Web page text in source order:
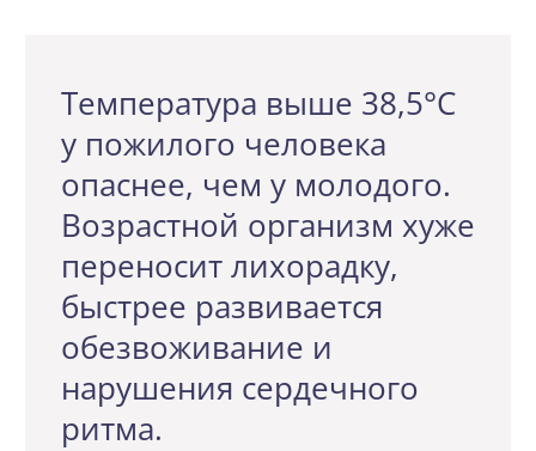
Температура выше 38,5°C
у пожилого человека
опаснее, чем у молодого.
Возрастной организм хуже
переносит лихорадку,
быстрее развивается
обезвоживание и
нарушения сердечного
ритма.